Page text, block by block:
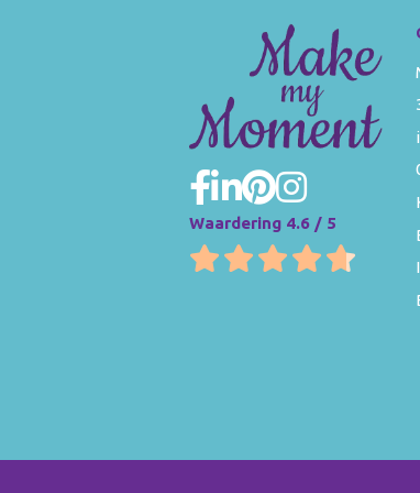
Waardering 4.6 / 5